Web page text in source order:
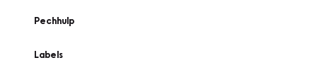
Pechhulp
Labels